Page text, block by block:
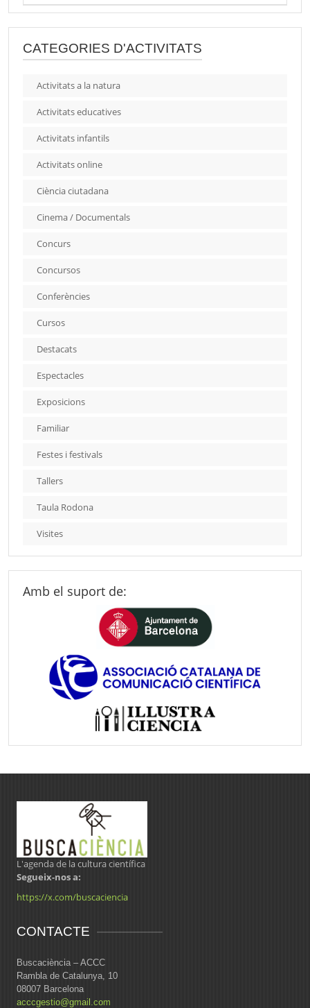
CATEGORIES D'ACTIVITATS
Activitats a la natura
Activitats educatives
Activitats infantils
Activitats online
Ciència ciutadana
Cinema / Documentals
Concurs
Concursos
Conferències
Cursos
Destacats
Espectacles
Exposicions
Familiar
Festes i festivals
Tallers
Taula Rodona
Visites
Amb el suport de:
L'agenda de la cultura científica
Segueix-nos a:
https://x.com/buscaciencia
CONTACTE
Buscaciència – ACCC
Rambla de Catalunya, 10
08007 Barcelona
acccgestio@gmail.com